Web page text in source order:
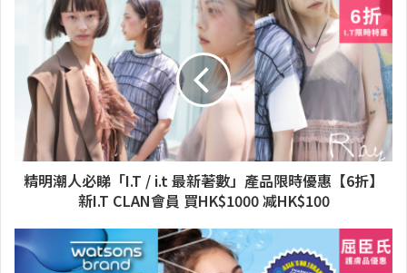
精明潮人必睇「I.T / i.t 最新著數」產品限時優惠【6折】
新I.T CLAN會員 買HK$1000 减HK$100